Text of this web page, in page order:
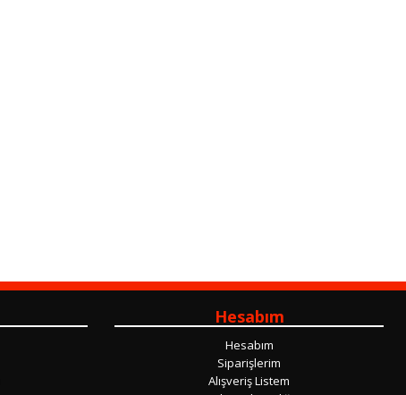
Hesabım
Hesabım
Siparişlerim
Alışveriş Listem